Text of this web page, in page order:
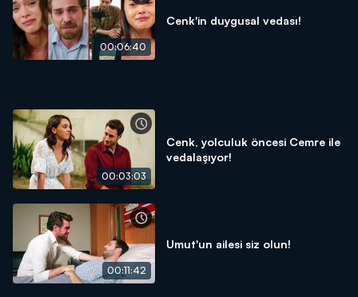
00:06:40
Cenk'in duygusal vedası!
00:03:03
Cenk, yolculuk öncesi Cemre ile
vedalaşıyor!
00:11:42
Umut'un ailesi siz olun!